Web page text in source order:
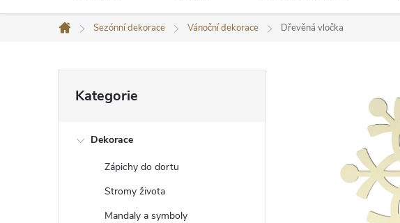
Domů
Sezónní dekorace Vánoční dekorace Dřevěná vločka
kategorie
Kategorie
Dekorace
Zápichy do dortu
Stromy života
Mandaly a symboly